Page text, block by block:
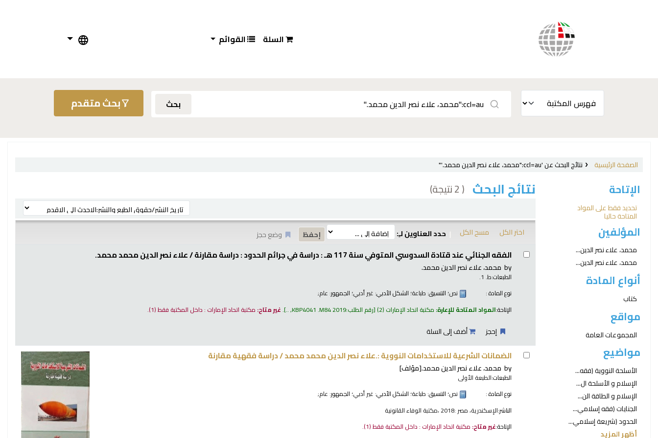
السلة القوائم
بحث بحث متقدم
الصفحة الرئيسية نتائج البحث عن 'ccl=au:"محمد، علاء نصر الدين محمد.‪‪‪‪‪"'
الإتاحة
تحديد فقط على المواد
المتاحة حاليا
المؤلفين
محمد، علاء نصر الدين...
محمد، علاء نصر الدين...
أنواع المادة
كتاب
مواقع
المجموعات العامة
مواضيع
الأسلحة النووية (فقه...
الإسلام و الأسلحة ال...
الإسلام و الطاقة الن...
الجنايات (فقه إسلامي...
الحدود (شريعة إسلامي...
أظهر المزيد
نتائج البحث ( 2 نتيجة)
ترتيب بواسطة:
اختر الكل مسح الكل حدد العناوين لـِ: وضع حجز
نتائج الفقه الجنائي عند قتادة السدوسي المتوفي سنة 117 هـ :‎ دراسة في جرائم الحدود : دراسة مقارنة /‎ علاء نصر الدين محمد محمد.‎
by محمد، علاء نصر الدين محمد.‎
الطبعات:ط. 1.‎
نوع المادة :
نص؛ التنسيق: طباعة؛ الشكل الأدبي: غير أدبي؛ الجمهور: عام;
الإتاحة:المواد المتاحة للإعارة: مكتبة اتحاد الإمارات (2) رقم الطلب:KBP4041 .M84 2019, ..
.غير متاح: مكتبة اتحاد الإمارات : داخل المكتبة فقط(1).
إحجز أضف إلى السلة
الضمانات الشرعية للاستخدامات النووية :‪‪‪‪‪ دراسة فقهية مقارنة /‪‪‪‪‪علاء نصر الدين محمد محمد.‪‪‪‪‪
by محمد، علاء نصر الدين محمد.‪‪‪‪‪[مؤلف]
الطبعات:الطبعة الأولى
نوع المادة :
نص؛ التنسيق: طباعة؛ الشكل الأدبي: غير أدبي؛ الجمهور: عام;
الناشر:الإسكندرية، مصر :‪‪‪‪‪ مكتبة الوفاء القانونية،‪‪‪‪‪ 2018
الإتاحة:غير متاح: مكتبة اتحاد الإمارات : داخل المكتبة فقط(1).